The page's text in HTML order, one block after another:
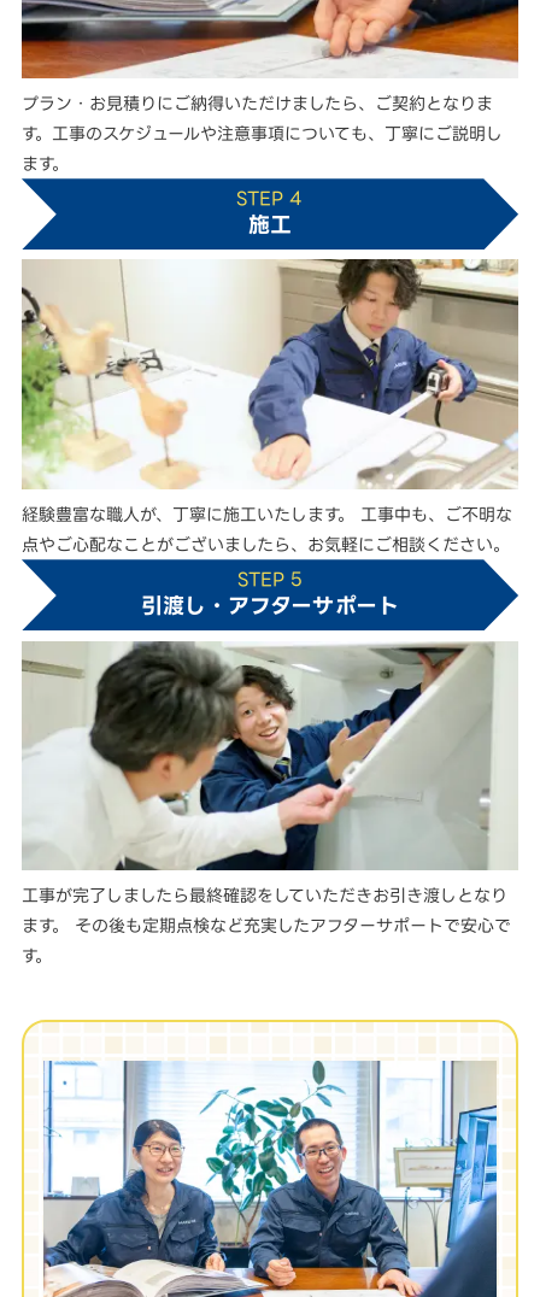
プラン・お見積りにご納得いただけましたら、ご契約となりま
す。工事のスケジュールや注意事項についても、丁寧にご説明し
ます。
STEP 4
施工
経験豊富な職人が、丁寧に施工いたします。 工事中も、ご不明な
点やご心配なことがございましたら、お気軽にご相談ください。
STEP 5
引渡し・アフターサポート
工事が完了しましたら最終確認をしていただきお引き渡しとなり
ます。 その後も定期点検など充実したアフターサポートで安心で
す。